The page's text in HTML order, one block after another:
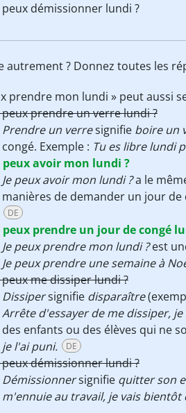
peux démissionner lundi ?
? Donnez toutes les
prendre mon lundi » peut aussi
peux prendre un verre lundi ?
Prendre un verresignifie boire un
congé. Exemple : Tu es libre lundi
peux avoir mon lundi ?
Je peux avoir mon lundi ?a le
manières de demander un jour de
DE
peux prendre un jour de congé
Je peux prendre mon lundi ?est
Je peux prendre une semaine à
peux me dissiper lundi ?
Dissipersignifie disparaître
Arrête d'essayer de me dissiper,
des enfants ou des élèves qui ne
je l'ai puni.
DE
peux démissionner lundi ?
Démissionnersignifie quitter son
m'ennuie au travail, je vais bientôt